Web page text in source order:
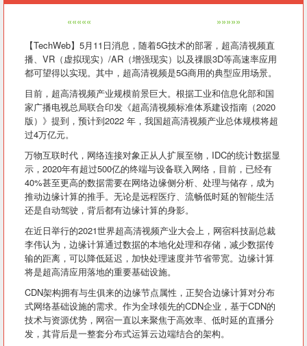
«««««
»»»»»
【TechWeb】5月11日消息，随着5G技术的部署，超高清视频直
播、VR（虚拟现实）/AR（增强现实）以及祼眼3D等高速率应用
都可望得以实现。其中，超高清视频是5G商用的典型应用场景。
目前，超高清视频产业规模前景巨大。根据工业和信息化部和国
家广播电视总局联合印发《超高清视频标准体系建设指南（2020
版）》提到，预计到2022 年，我国超高清视频产业总体规模将超
过4万亿元。
万物互联时代，网络连接对象正从人扩展至物，IDC的统计数据显
示，2020年有超过500亿的终端与设备联入网络，目前，已经有
40%甚至更高的数据需要在网络边缘侧分析、处理与储存，成为
推动边缘计算的推手。无论是远程医疗、流畅低时延的智能生活
还是自动驾驶，背后都有边缘计算的身影。
在近日举行的2021世界超高清视频产业大会上，网宿科技副总裁
李伟认为，边缘计算通过数据的本地化处理和存储，减少数据传
输的距离，可以降低延迟，加快处理速度并节省带宽。边缘计算
将是超高清应用落地的重要基础设施。
CDN架构拥有与生俱来的边缘节点属性，正契合边缘计算对分布
式网络基础设施的需求。作为全球领先的CDN企业，基于CDN的
技术与资源优势，网宿一直以来聚焦于高效率、低时延的直播分
发，其背后是一整套分布式运算云边端结合的架构。